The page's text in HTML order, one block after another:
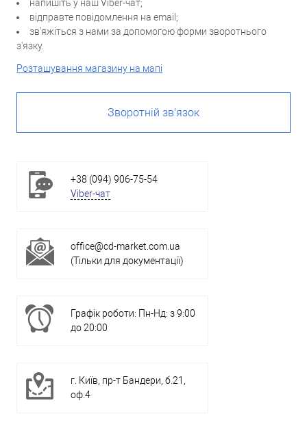
напишіть у наш Viber-чат;
відправте повідомлення на email;
зв'яжіться з нами за допомогою форми зворотнього
з'язку.
Розташування магазину на мапі
Зворотній зв'язок
+38 (094) 906-75-54
Viber-чат
office@cd-market.com.ua
(Тільки для документації)
Графік роботи: Пн-Нд: з 9:00
до 20:00
г. Київ, пр-т Бандери, б.21,
оф.4